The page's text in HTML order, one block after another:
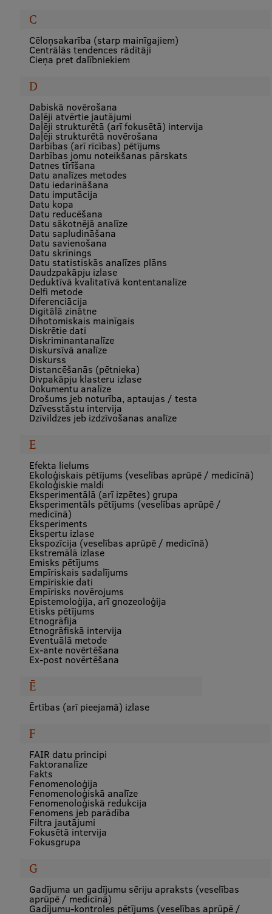
Souvenirs and books
Lifelong Learning
Ethics and Equity Training
Open University
Latvian Language Courses
Pre-Courses
Professional Development
Centre for Educational Growth
Qualification Conformance Testing
Research
Institutes and Laboratories
Research Data Management
Council of the Institute
RSU Research Portal
Research Impact
Scientific Priorities
Doctoral School
Services & Main Fields of Research
International Cooperation
Research Services
Research Projects
Research Breakfast
Completed projects
Vertically Integrated Projects
Scientific Conferences
Innovation Centre
International Cooperation
Mobility programmes
International projects
International partners
C
Cēloņsakarība (starp mainīgajiem)
Centrālās tendences rādītāji
Cieņa pret dalībniekiem
D
Dabiskā novērošana
Daļēji atvērtie jautājumi
Daļēji strukturētā (arī fokusētā) intervija
Daļēji strukturētā novērošana
Darbības (arī rīcības) pētījums
Darbības jomu noteikšanas pārskats
Datnes tīrīšana
Datu analīzes metodes
Datu iedarināšana
Datu imputācija
Datu kopa
Datu reducēšana
Datu sākotnējā analīze
Datu sapludināšana
Datu savienošana
Datu skrīnings
Datu statistiskās analīzes plāns
Daudzpakāpju izlase
Deduktīvā kvalitatīvā kontentanalīze
Delfi metode
Diferenciācija
Digitālā zinātne
Dihotomiskais mainīgais
Diskrētie dati
Diskriminantanalīze
Diskursīvā analīze
Diskurss
Distancēšanās (pētnieka)
Divpakāpju klasteru izlase
Dokumentu analīze
Drošums jeb noturība, aptaujas / testa
Dzīvesstāstu intervija
Dzīvildzes jeb izdzīvošanas analīze
E
Efekta lielums
Ekoloģiskais pētījums (veselības aprūpē / medicīnā)
Ekoloģiskie maldi
Eksperimentālā (arī izpētes) grupa
Eksperimentāls pētījums (veselības aprūpē /
medicīnā)
Eksperiments
Ekspertu izlase
Ekspozīcija (veselības aprūpē / medicīnā)
Ekstremālā izlase
Emisks pētījums
Empīriskais sadalījums
Empīriskie dati
Empīrisks novērojums
Epistemoloģija, arī gnozeoloģija
Etisks pētījums
Etnogrāfija
Etnogrāfiskā intervija
Eventuālā metode
Ex-ante novērtēšana
Ex-post novērtēšana
Ē
Ērtības (arī pieejamā) izlase
F
FAIR datu principi
Faktoranalīze
Fakts
Fenomenoloģija
Fenomenoloģiskā analīze
Fenomenoloģiskā redukcija
Fenomens jeb parādība
Filtra jautājumi
Fokusētā intervija
Fokusgrupa
G
Gadījuma un gadījumu sēriju apraksts (veselības
aprūpē / medicīnā)
Gadījumu-kontroles pētījums (veselības aprūpē /